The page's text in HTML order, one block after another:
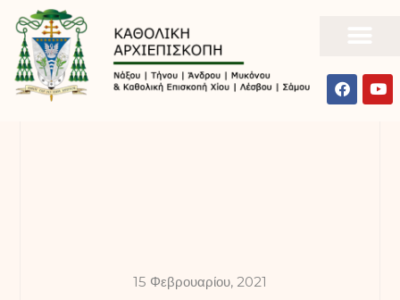
15 Φεβρουαρίου, 2021